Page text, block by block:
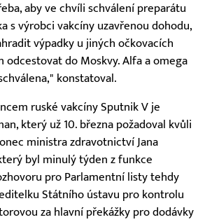
aby ve chvíli schválení preparátu
s výrobci vakcíny uzavřenou dohodu,
výpadky u jiných očkovacích
odcestovat do Moskvy. Alfa a omega
konstatoval.
ruské vakcíny Sputnik V je
který už 10. března požadoval kvůli
ministra zdravotnictví Jana
byl minulý týden z funkce
pro Parlamentní listy tehdy
Státního ústavu pro kontrolu
za hlavní překážky pro dodávky